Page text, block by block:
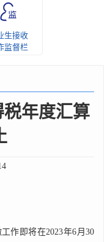
生接收
监督栏
年度汇算
作即将在2023年6月30